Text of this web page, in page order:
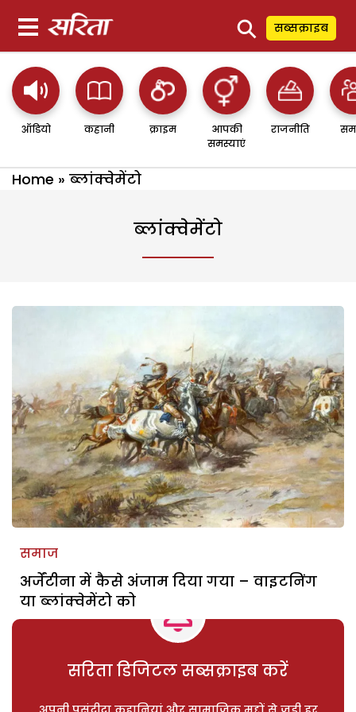
⚲ सब्सक्राइब
ऑडियो कहानी क्राइम
आपकी
समस्याएं
राजनीति
Home » ब्लांक्वेमेंटो
ब्लांक्वेमेंटो
समाज
अर्जेंटीना में कैसे अंजाम दिया गया – वाइटनिंग
या ब्लांक्वेमेंटो को
सरिता डिजिटल सब्सक्राइब करें